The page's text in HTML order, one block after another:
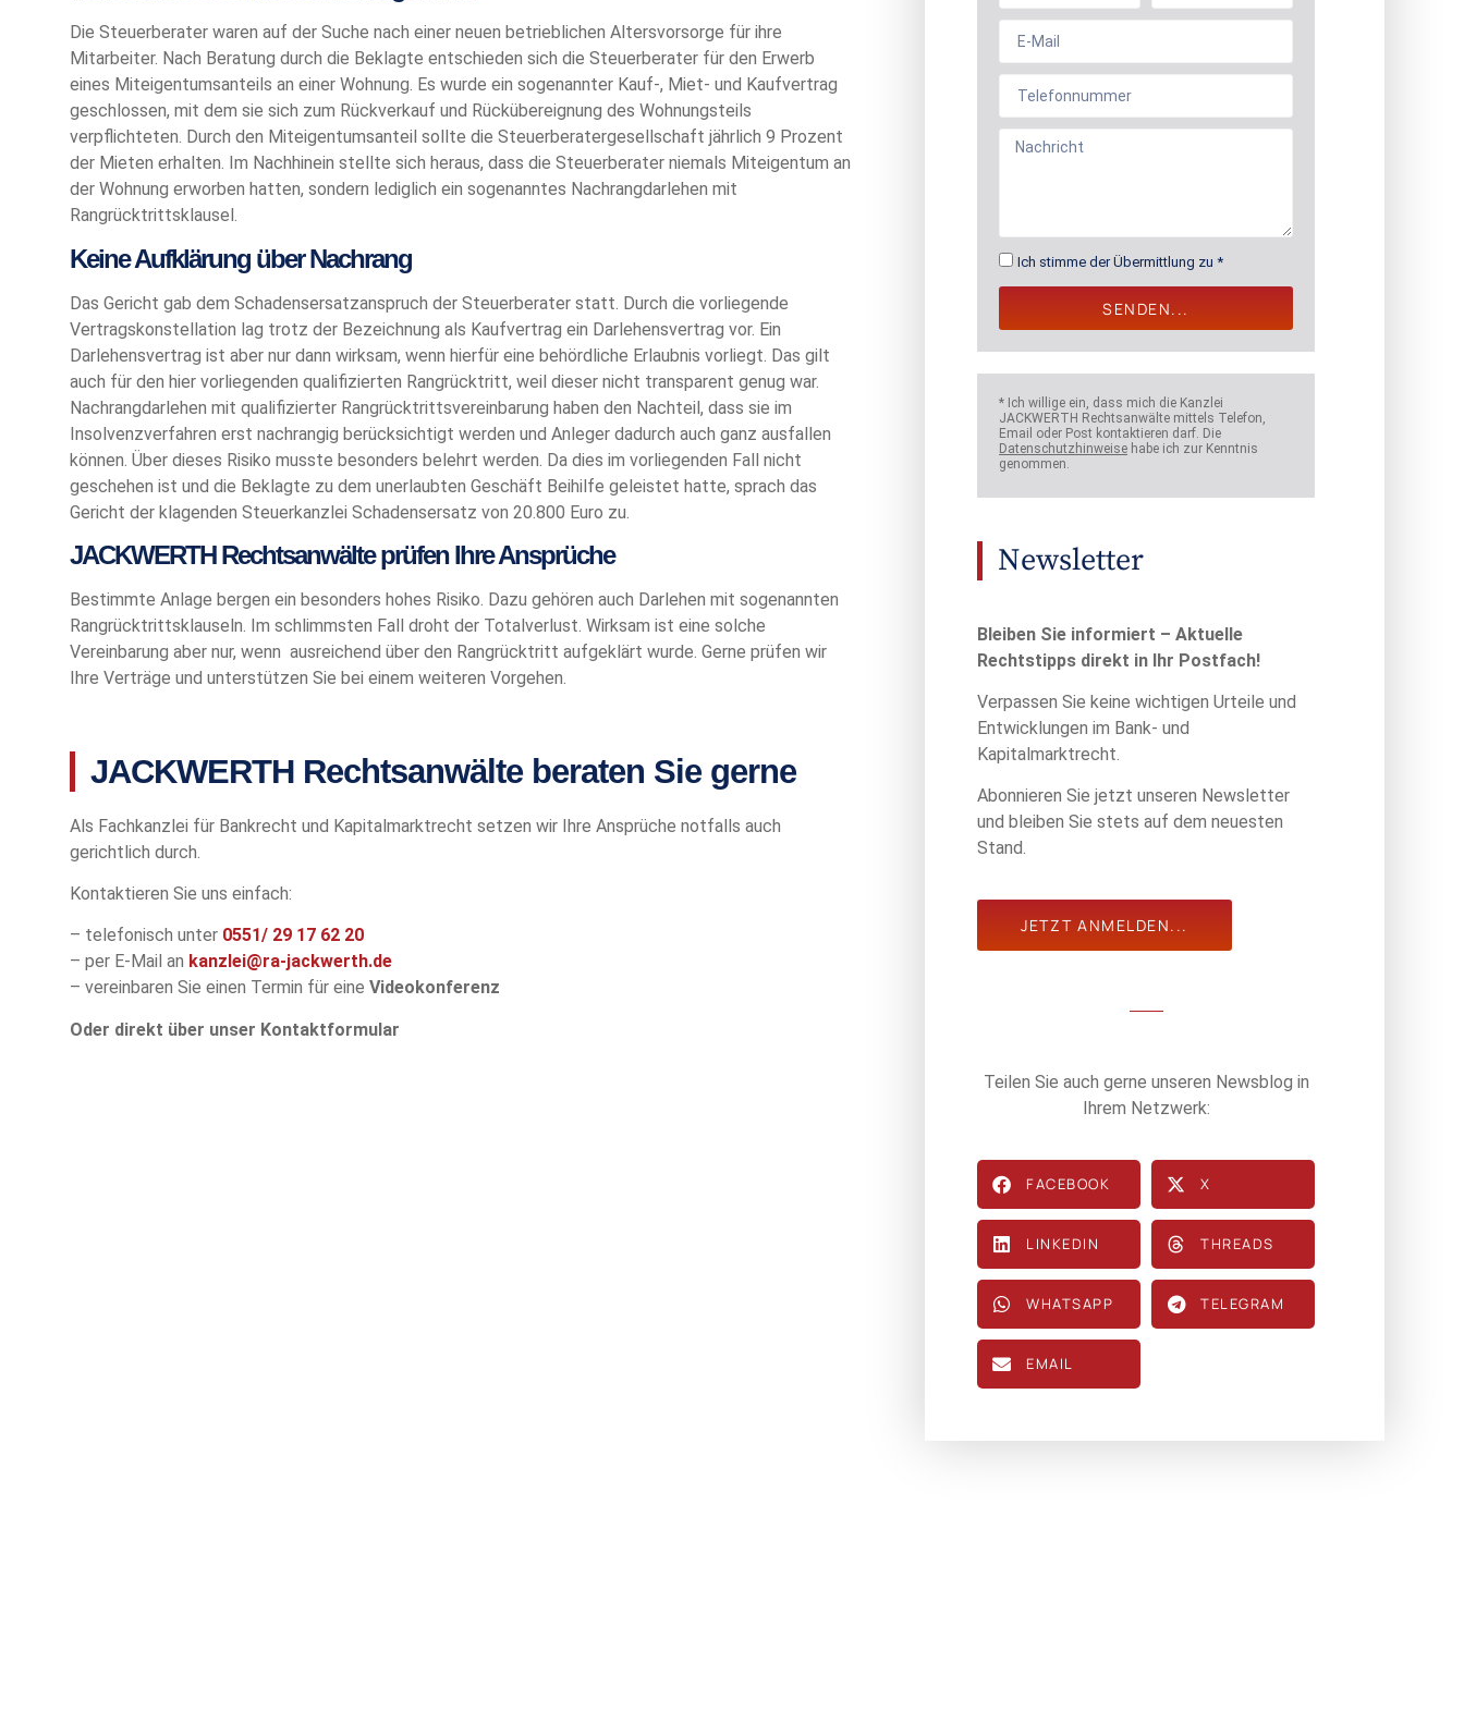
Die Steuerberater waren auf der Suche nach einer neuen betrieblichen Altersvorsorge für ihre
Mitarbeiter. Nach Beratung durch die Beklagte entschieden sich die Steuerberater für den Erwerb
eines Miteigentumsanteils an einer Wohnung. Es wurde ein sogenannter Kauf-, Miet- und Kaufvertrag
geschlossen, mit dem sie sich zum Rückverkauf und Rückübereignung des Wohnungsteils
verpflichteten. Durch den Miteigentumsanteil sollte die Steuerberatergesellschaft jährlich 9 Prozent
der Mieten erhalten. Im Nachhinein stellte sich heraus, dass die Steuerberater niemals Miteigentum an
der Wohnung erworben hatten, sondern lediglich ein sogenanntes Nachrangdarlehen mit
Rangrücktrittsklausel.
Keine Aufklärung über Nachrang
Das Gericht gab dem Schadensersatzanspruch der Steuerberater statt. Durch die vorliegende
Vertragskonstellation lag trotz der Bezeichnung als Kaufvertrag ein Darlehensvertrag vor. Ein
Darlehensvertrag ist aber nur dann wirksam, wenn hierfür eine behördliche Erlaubnis vorliegt. Das gilt
auch für den hier vorliegenden qualifizierten Rangrücktritt, weil dieser nicht transparent genug war.
Nachrangdarlehen mit qualifizierter Rangrücktrittsvereinbarung haben den Nachteil, dass sie im
Insolvenzverfahren erst nachrangig berücksichtigt werden und Anleger dadurch auch ganz ausfallen
können. Über dieses Risiko musste besonders belehrt werden. Da dies im vorliegenden Fall nicht
geschehen ist und die Beklagte zu dem unerlaubten Geschäft Beihilfe geleistet hatte, sprach das
Gericht der klagenden Steuerkanzlei Schadensersatz von 20.800 Euro zu.
JACKWERTH Rechtsanwälte prüfen Ihre Ansprüche
Bestimmte Anlage bergen ein besonders hohes Risiko. Dazu gehören auch Darlehen mit sogenannten
Rangrücktrittsklauseln. Im schlimmsten Fall droht der Totalverlust. Wirksam ist eine solche
Vereinbarung aber nur, wenn ausreichend über den Rangrücktritt aufgeklärt wurde. Gerne prüfen wir
Ihre Verträge und unterstützen Sie bei einem weiteren Vorgehen.
JACKWERTH Rechtsanwälte beraten Sie gerne
Als Fachkanzlei für Bankrecht und Kapitalmarktrecht setzen wir Ihre Ansprüche notfalls auch
gerichtlich durch.
Kontaktieren Sie uns einfach:
– telefonisch unter 0551/ 29 17 62 20
– per E-Mail an kanzlei@ra-jackwerth.de
– vereinbaren Sie einen Termin für eine Videokonferenz
Oder direkt über unser Kontaktformular
Ich stimme der Übermittlung zu *
SENDEN...
* Ich willige ein, dass mich die Kanzlei
JACKWERTH Rechtsanwälte mittels Telefon,
Email oder Post kontaktieren darf. Die
Datenschutzhinweise habe ich zur Kenntnis
genommen.
Newsletter
Bleiben Sie informiert – Aktuelle
Rechtstipps direkt in Ihr Postfach!
Verpassen Sie keine wichtigen Urteile und
Entwicklungen im Bank- und
Kapitalmarktrecht.
Abonnieren Sie jetzt unseren Newsletter
und bleiben Sie stets auf dem neuesten
Stand.
JETZT ANMELDEN...
Teilen Sie auch gerne unseren Newsblog in
Ihrem Netzwerk:
FACEBOOK X
LINKEDIN THREADS
WHATSAPP TELEGRAM
EMAIL